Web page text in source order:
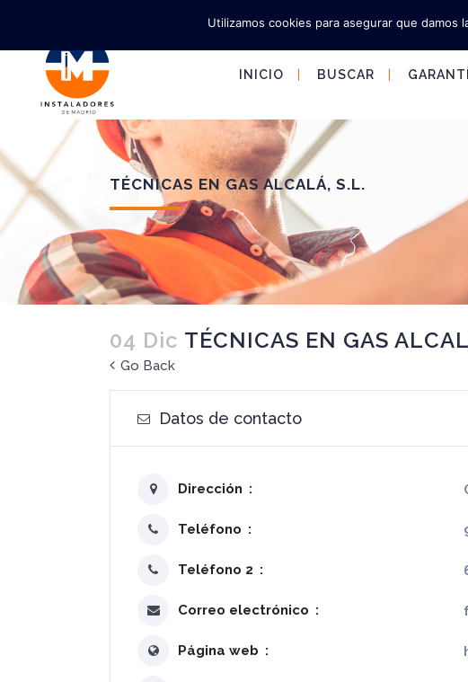
INICIO BUSCAR
TÉCNICAS EN GAS ALCALÁ, S.L.
04 Dic TÉCNICAS EN GAS
Go Back
Datos de contacto
Dirección
Teléfono
Teléfono 2
Correo electrónico
Página web
Utilizamos cookies para asegurar que